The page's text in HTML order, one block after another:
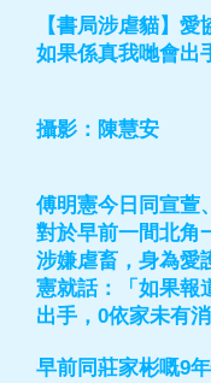
【書局涉虐貓】愛
如果係真我哋會出
攝影：陳慧安
傅明憲今日同宣萱
對於早前一間北角
涉嫌虐畜，身為愛
憲就話：「如果報
出手，0依家未有
早前同莊家彬嘅9